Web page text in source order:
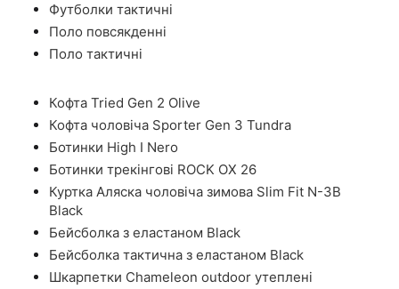
Футболки тактичні
Поло повсякденні
Поло тактичні
Кофта Tried Gen 2 Olive
Кофта чоловіча Sporter Gen 3 Tundra
Ботинки High I Nero
Ботинки трекінгові ROCK OX 26
Куртка Аляска чоловіча зимова Slim Fit N-3B
Black
Бейсболка з еластаном Black
Бейсболка тактична з еластаном Black
Шкарпетки Chameleon outdoor утеплені